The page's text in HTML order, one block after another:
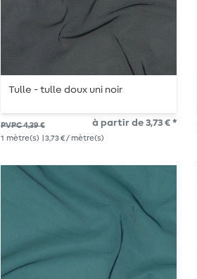
Tulle - tulle doux uni noir
PVPC 4,39 € à partir de 3,73 € *
1 mètre(s) | 3,73 € / mètre(s)